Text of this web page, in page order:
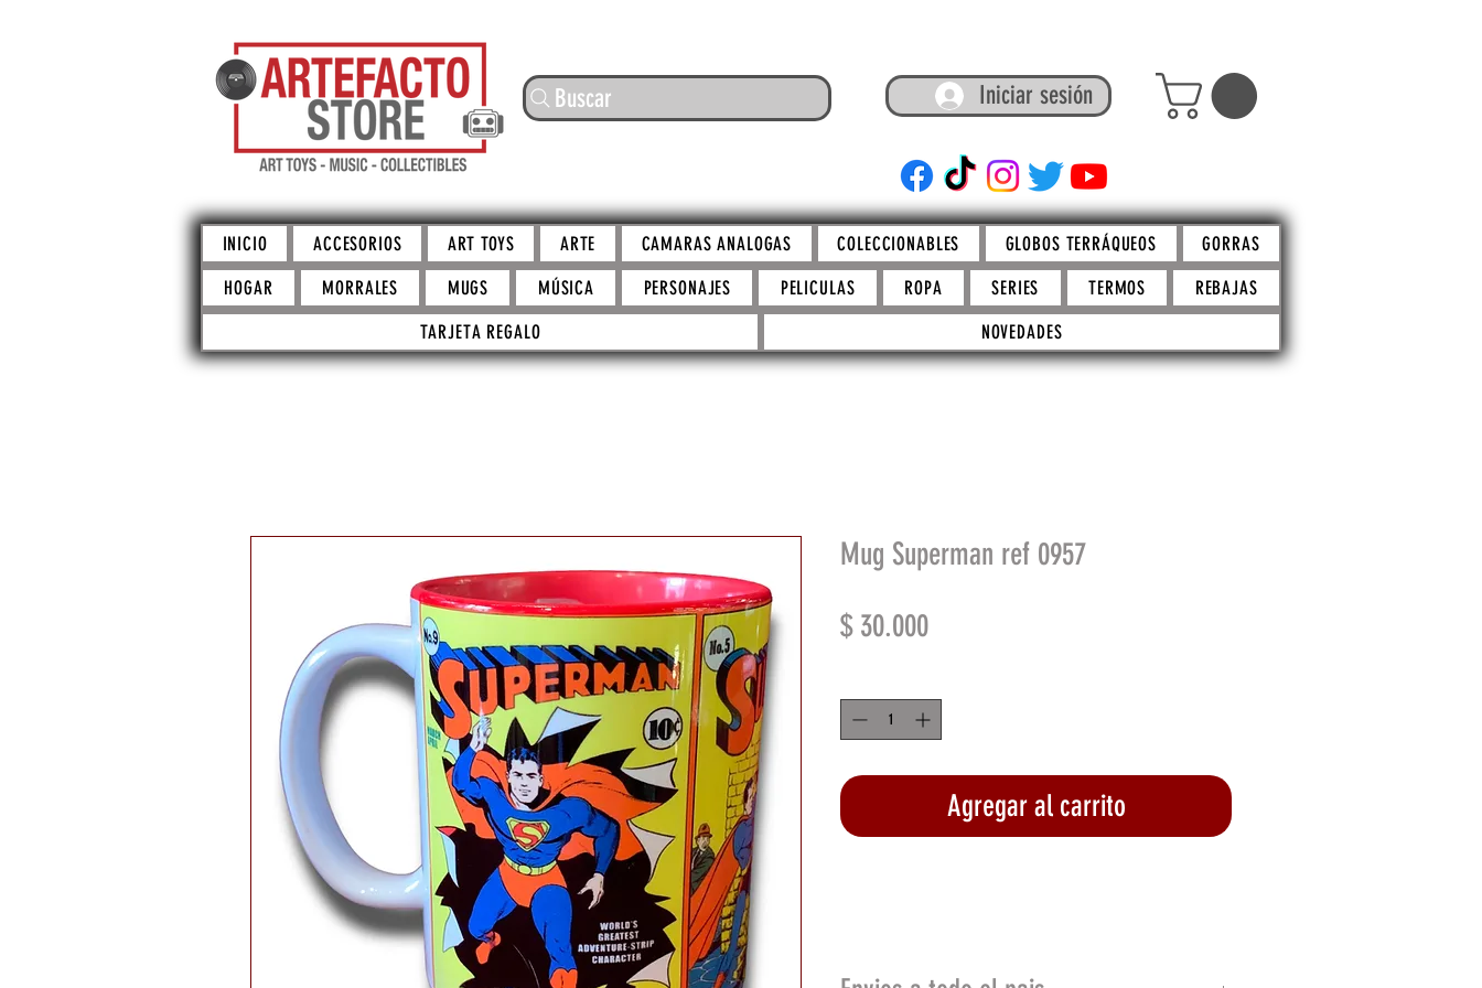
Buscar Iniciar sesión
ARTEFACTO STORE
INICIO ACCESORIOS ART TOYS ARTE CAMARAS ANALOGAS COLECCIONABLES GLOBOS TERRÁQUEOS
GORRAS
HOGAR
MORRALES MUGS MÚSICA PERSONAJES PELICULAS ROPA SERIES TERMOS
REBAJAS
TARJETA REGALO
NOVEDADES
Mug Superman ref 0957
$ 30.000Precio
Agregar al carrito